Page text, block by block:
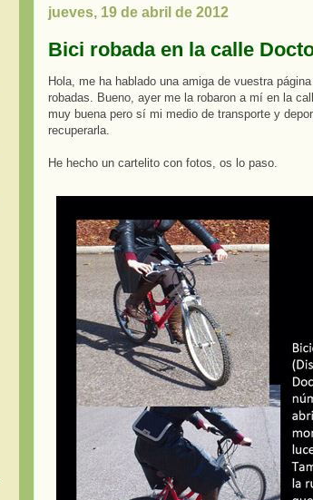
jueves, 19 de abril de 2012
Bici robada en la calle
Hola, me ha hablado una amiga de vuestra
robadas. Bueno, ayer me la robaron a mí en la
muy buena pero sí mi medio de transporte y
recuperarla.
He hecho un cartelito con fotos, os lo paso.